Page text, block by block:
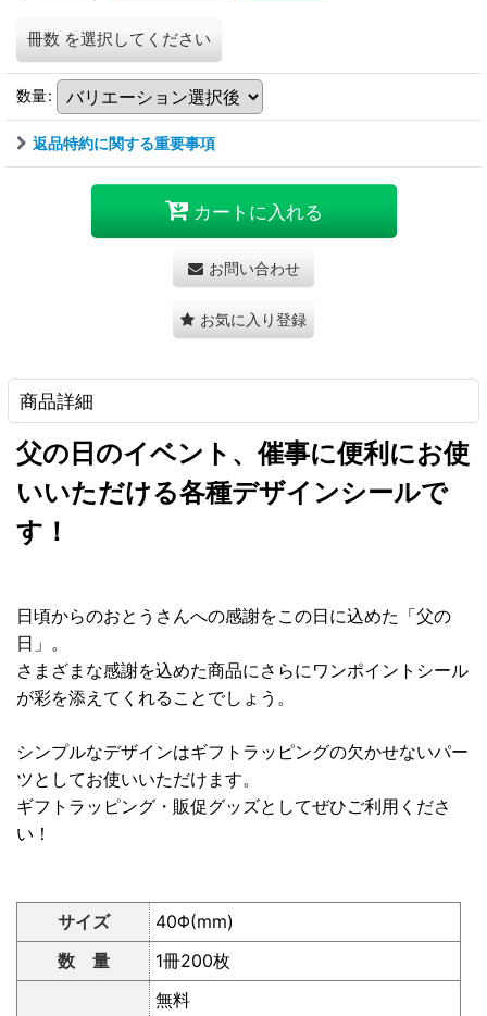
冊数 を選択してください
数量:
返品特約に関する重要事項
カートに入れる
お問い合わせ
お気に入り登録
商品詳細
父の日のイベント、催事に便利にお使
いいただける各種デザインシールで
す！
日頃からのおとうさんへの感謝をこの日に込めた「父の
日」。
さまざまな感謝を込めた商品にさらにワンポイントシール
が彩を添えてくれることでしょう。
シンプルなデザインはギフトラッピングの欠かせないパー
ツとしてお使いいただけます。
ギフトラッピング・販促グッズとしてぜひご利用くださ
い！
サイズ
40Φ(mm)
数 量
1冊200枚
無料